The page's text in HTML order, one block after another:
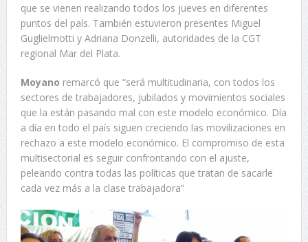
que se vienen realizando todos los jueves en diferentes
puntos del país. También estuvieron presentes Miguel
Guglielmotti y Adriana Donzelli, autoridades de la CGT
regional Mar del Plata.
Moyano remarcó que “será multitudinaria, con todos los
sectores de trabajadores, jubilados y movimientos sociales
que la están pasando mal con este modelo económico. Día
a día en todo el país siguen creciendo las movilizaciones en
rechazo a este modelo económico. El compromiso de esta
multisectorial es seguir confrontando con el ajuste,
peleando contra todas las políticas que tratan de sacarle
cada vez más a la clase trabajadora”